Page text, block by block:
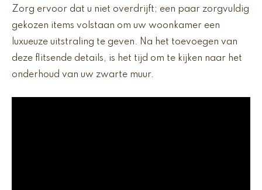
Zorg ervoor dat u niet overdrijft; een paar zorgvuldig
gekozen items volstaan om uw woonkamer een
luxueuze uitstraling te geven. Na het toevoegen van
deze flitsende details, is het tijd om te kijken naar het
onderhoud van uw zwarte muur.